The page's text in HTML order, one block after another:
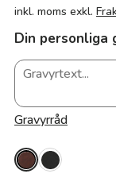
inkl. moms exkl.
Din personliga
Gravyrråd